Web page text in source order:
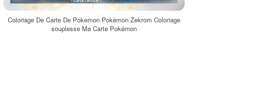
Coloriage De Carte De Pokemon Pokémon Zekrom Coloriage
souplesse Ma Carte Pokémon